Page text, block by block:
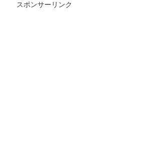
スポンサーリンク